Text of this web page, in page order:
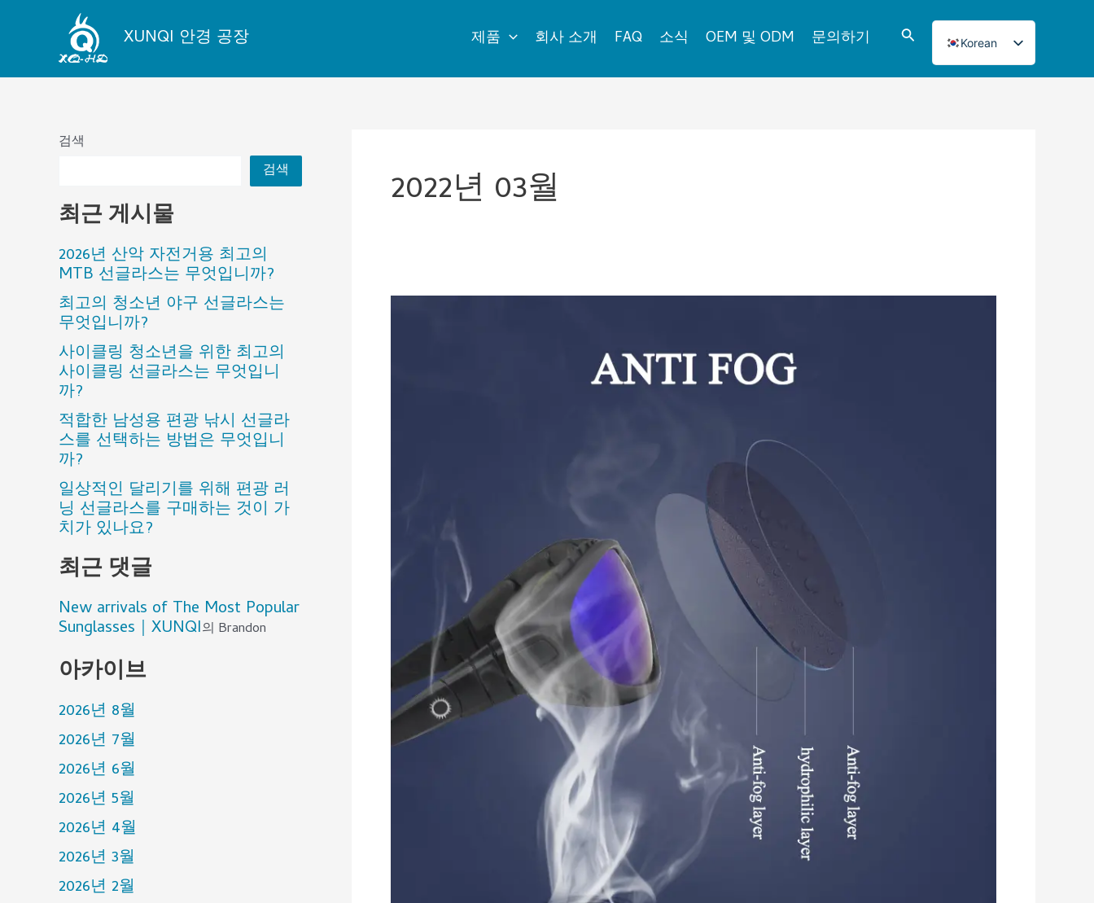
로
XUNQI 안경 공장 제품 회사 소개 FAQ 소식 OEM 및 ODM 문의하기
검
Korean
English
검색
검색
최근 게시물
2026년 산악 자전거용 최고의
MTB 선글라스는 무엇입니까?
최고의 청소년 야구 선글라스는
무엇입니까?
사이클링 청소년을 위한 최고의
사이클링 선글라스는 무엇입니
까?
적합한 남성용 편광 낚시 선글라
스를 선택하는 방법은 무엇입니
까?
일상적인 달리기를 위해 편광 러
닝 선글라스를 구매하는 것이 가
치가 있나요?
최근 댓글
New arrivals of The Most Popular
Sunglasses｜XUNQI의 Brandon
아카이브
2026년 8월
2026년 7월
2026년 6월
2026년 5월
2026년 4월
2026년 3월
2026년 2월
2022년 03월
김
장
안
경
을
구
입